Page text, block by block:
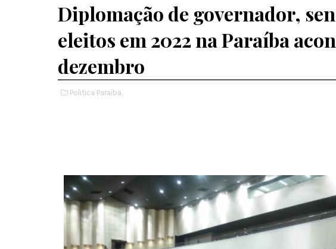
Diplomação de governador,
eleitos em 2022 na Paraíba
dezembro
Politica Paraíba,